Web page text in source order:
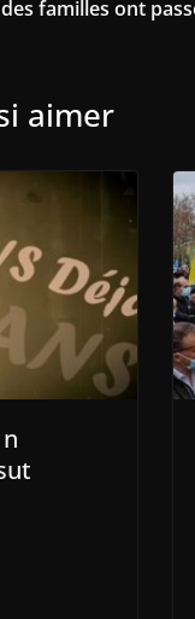
familles ont
aimer